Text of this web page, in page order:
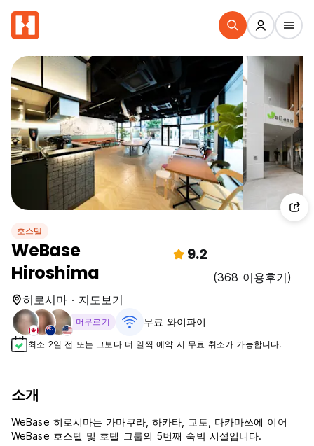
호스텔
WeBase
Hiroshima
9.2
(368 이용후기)
히로시마 · 지도보기
머무르기 무료 와이파이
최소 2일 전 또는 그보다 더 일찍 예약 시 무료 취소가 가능합니다.
소개
WeBase 히로시마는 가마쿠라, 하카타, 교토, 다카마쓰에 이어
WeBase 호스텔 및 호텔 그룹의 5번째 숙박 시설입니다.